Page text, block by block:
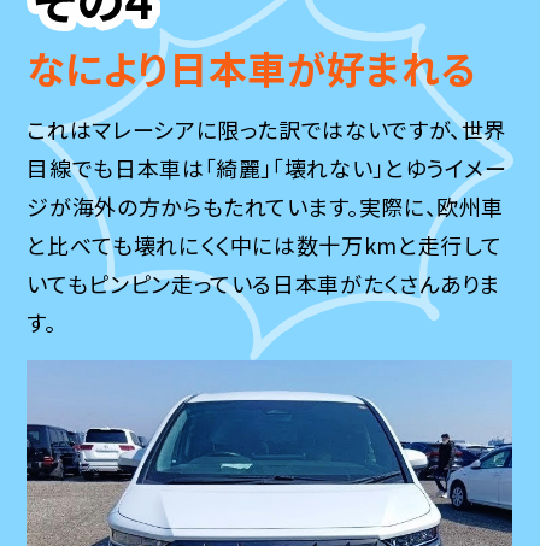
なにより日本車が好まれる
これはマレーシアに限った訳ではないですが、世界
目線でも日本車は「綺麗」「壊れない」とゆうイメー
ジが海外の方からもたれています。実際に、欧州車
と比べても壊れにくく中には数十万kmと走行して
いてもピンピン走っている日本車がたくさんありま
す。